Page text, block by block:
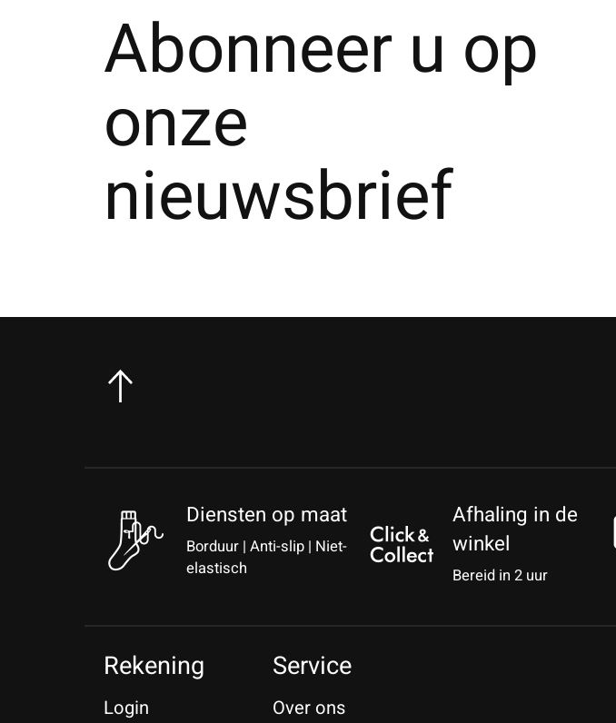
Abonneer u op
onze
nieuwsbrief
Diensten op maat
Borduur | Anti-slip | Niet-
elastisch
Afhaling in de
winkel
Bereid in 2 uur
Rekening
Login
Service
Over ons